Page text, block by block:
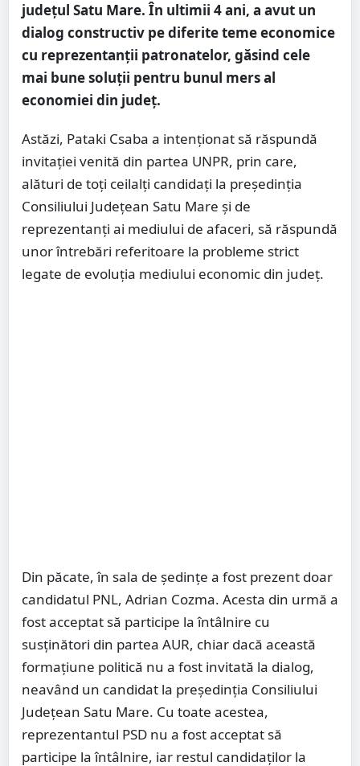
județul Satu Mare. În ultimii 4 ani, a avut un
dialog constructiv pe diferite teme economice
cu reprezentanții patronatelor, găsind cele
mai bune soluții pentru bunul mers al
economiei din județ.
Astăzi, Pataki Csaba a intenționat să răspundă
invitației venită din partea UNPR, prin care,
alături de toți ceilalți candidați la președinția
Consiliului Județean Satu Mare și de
reprezentanți ai mediului de afaceri, să răspundă
unor întrebări referitoare la probleme strict
legate de evoluția mediului economic din județ.
Din păcate, în sala de ședințe a fost prezent doar
candidatul PNL, Adrian Cozma. Acesta din urmă a
fost acceptat să participe la întâlnire cu
susținători din partea AUR, chiar dacă această
formațiune politică nu a fost invitată la dialog,
neavând un candidat la președinția Consiliului
Județean Satu Mare. Cu toate acestea,
reprezentantul PSD nu a fost acceptat să
participe la întâlnire, iar restul candidaților la